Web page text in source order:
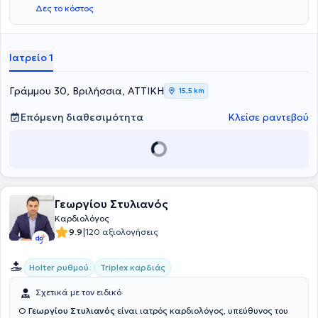
Δες το κόστος
Ιατρείο 1
Γράμμου 30, Βριλήσσια, ΑΤΤΙΚΗ 15,5 km
Επόμενη διαθεσιμότητα Κλείσε ραντεβού
Γεωργίου Στυλιανός
Καρδιολόγος
9.9|120 αξιολογήσεις
Holter ρυθμού Triplex καρδιάς
Σχετικά με τον ειδικό
Ο Γεωργίου Στυλιανός είναι ιατρός καρδιολόγος, υπεύθυνος του